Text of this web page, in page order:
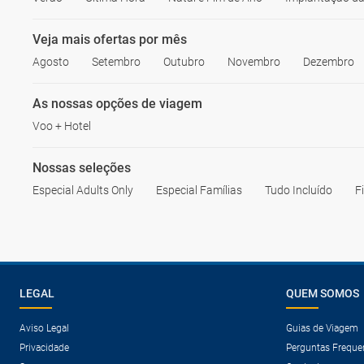
Veja mais ofertas por mês
Agosto Setembro Outubro Novembro Dezembro
As nossas opções de viagem
Voo + Hotel
Nossas seleções
Especial Adults Only Especial Famílias Tudo Incluído
LEGAL
Aviso Legal
Privacidade
QUEM SOMOS
Guias de Viagem
Perguntas